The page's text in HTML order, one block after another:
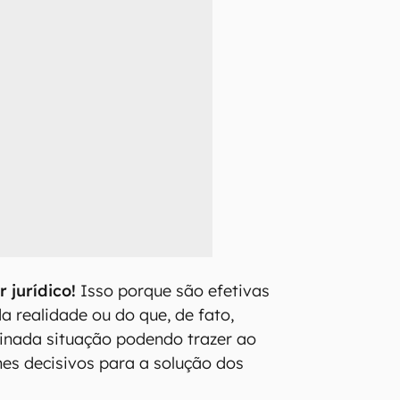
jurídico! Isso porque são efetivas
realidade ou do que, de fato,
situação podendo trazer ao
decisivos para a solução dos